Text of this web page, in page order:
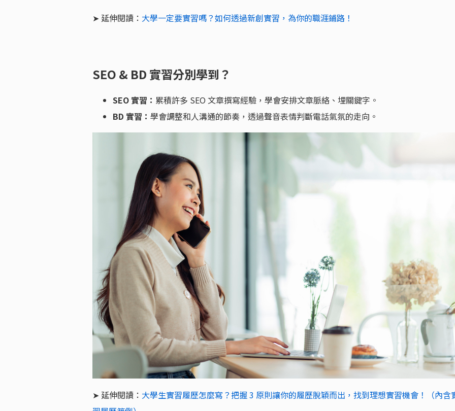
➤ 延伸閱讀： 大學一定要實習嗎？如何透過新創實習，為你的職涯鋪路！
SEO & BD 實習分別學到？
SEO 實習： 累積許多 SEO 文章撰寫經驗，學會安排文章脈絡、埋關鍵字。
BD 實習： 學會調整和人溝通的節奏，透過聲音表情判斷電話氣氛的走向。
➤ 延伸閱讀： 大學生實習履歷怎麼寫？把握 3 原則讓你的履歷脫穎而出，找到理想實習機會！（內含